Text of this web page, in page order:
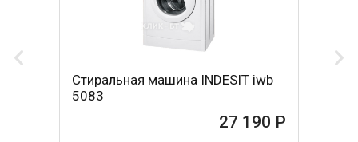
Стиральная машина INDESIT iwb
5083
27 190 Р